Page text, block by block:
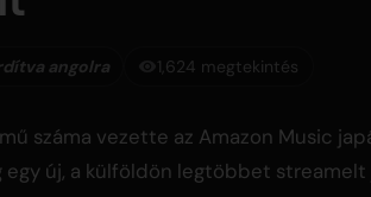
angolra 1,624 megtekintés
száma vezette az Amazon Music
egy új, a külföldön legtöbbet